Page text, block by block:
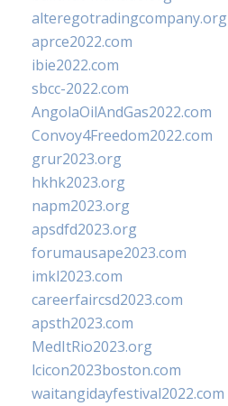
alteregotradingcompany.org
aprce2022.com
ibie2022.com
sbcc-2022.com
AngolaOilAndGas2022.com
Convoy4Freedom2022.com
grur2023.org
hkhk2023.org
napm2023.org
apsdfd2023.org
forumausape2023.com
imkl2023.com
careerfaircsd2023.com
apsth2023.com
MedItRio2023.org
lcicon2023boston.com
waitangidayfestival2022.com